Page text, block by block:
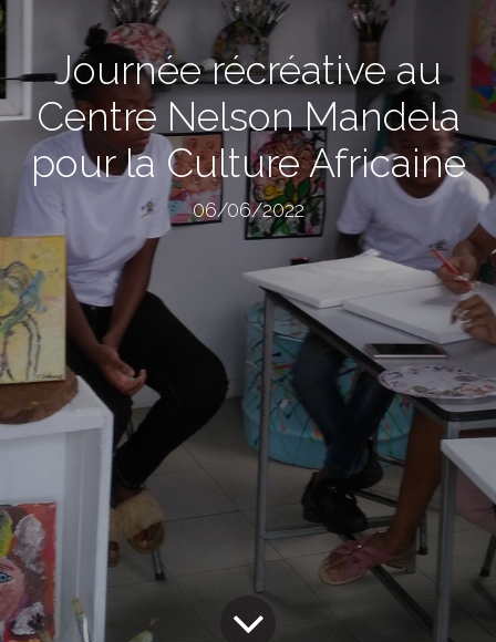
Journée récréative au
Centre Nelson Mandela
pour la Culture Africaine
06/06/2022